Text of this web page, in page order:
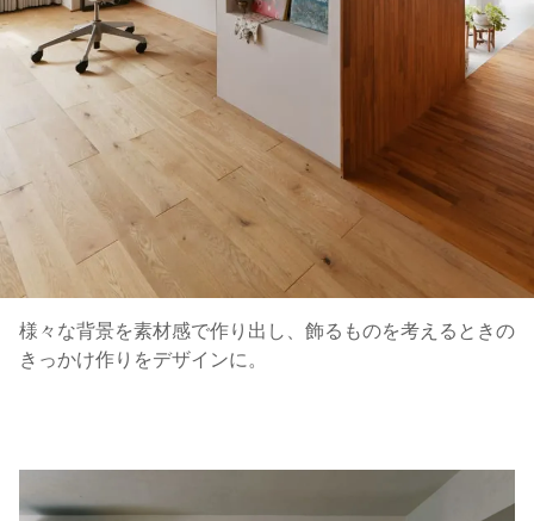
様々な背景を素材感で作り出し、飾るものを考えるときの
きっかけ作りをデザインに。